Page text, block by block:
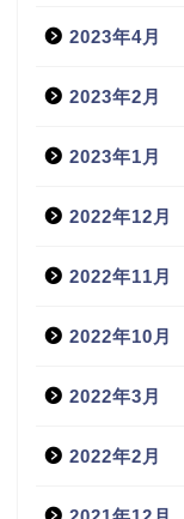
2023年4月
2023年2月
2023年1月
2022年12月
2022年11月
2022年10月
2022年3月
2022年2月